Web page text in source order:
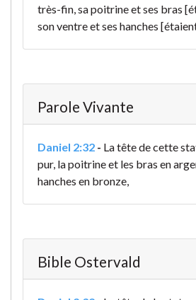
très-fin, sa poitrine et ses bras
son ventre et ses hanches
Parole Vivante
Daniel 2:32 - La tête de cette
pur, la poitrine et les bras en
hanches en bronze,
Bible Ostervald